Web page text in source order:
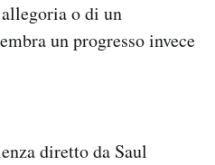
o di un
un progresso invece
diretto da Saul